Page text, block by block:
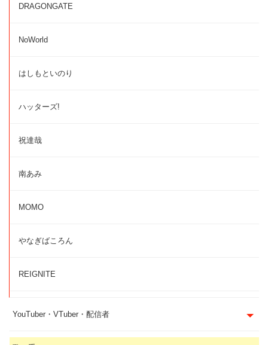
DRAGONGATE
NoWorld
はしもといのり
ハッターズ!
祝達哉
南あみ
MOMO
やなぎばころん
REIGNITE
YouTuber・VTuber・配信者